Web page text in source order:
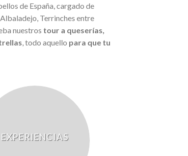
de España, cargado de
Terrinches entre
nuestros tour a queserías,
, todo aquello para que tu
EXPERIENCIAS